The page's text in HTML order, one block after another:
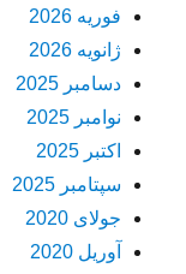
فوریه 2026
ژانویه 2026
دسامبر 2025
نوامبر 2025
اکتبر 2025
سپتامبر 2025
جولای 2020
آوریل 2020